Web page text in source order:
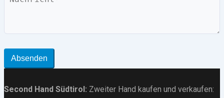
Absenden
Second Hand Südtirol : Zweiter Hand kaufen und verkaufen: